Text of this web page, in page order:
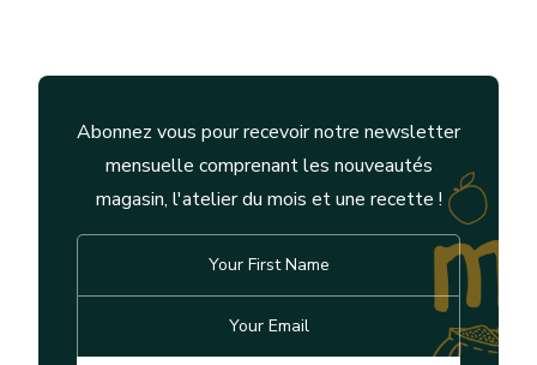
Abonnez vous pour recevoir notre newsletter
mensuelle comprenant les nouveautés
magasin, l'atelier du mois et une recette !